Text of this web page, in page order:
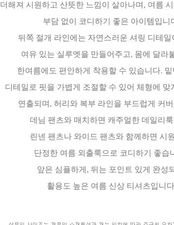
해져 시원하고 산뜻한 느낌이 살아나며, 여름 시
부담 없이 코디하기 좋은 아이템입니
뒤쪽 절개 라인에는 자연스러운 셔링 디테일
여유 있는 실루엣을 만들어주고, 몸에 달라
한여름에도 편안하게 착용할 수 있습니다. 밑
디테일로 핏을 가볍게 조절할 수 있어 체형에 맞
연출되며, 허리와 복부 라인을 부드럽게 커
데님 팬츠와 매치하면 캐주얼한 데일리
린넨 팬츠나 와이드 팬츠와 함께하면 시
단정한 여름 외출룩으로 코디하기 좋습
앞은 심플하게, 뒤는 포인트 있게 완성
활용도 높은 여름 신상 티셔츠입니